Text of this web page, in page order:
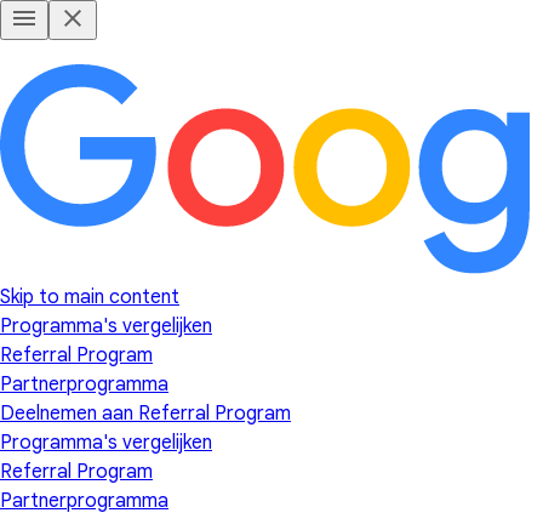
Skip to main content
Programma's vergelijken
Referral Program
Partnerprogramma
Deelnemen aan Referral Program
Programma's vergelijken
Referral Program
Partnerprogramma